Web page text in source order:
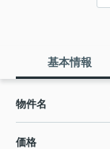
基本情報
物件名
価格